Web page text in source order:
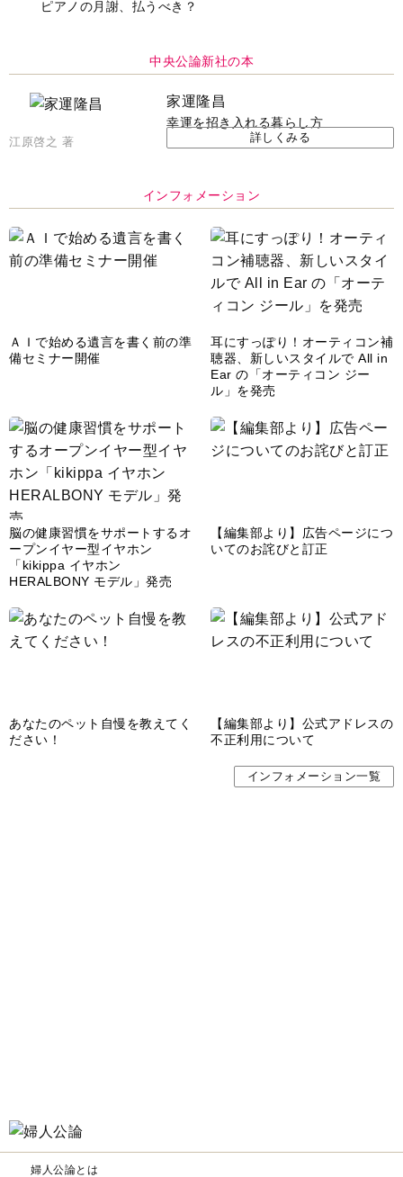
ピアノの月謝、払うべき？
中央公論新社の本
家運隆昌
幸運を招き入れる暮らし方
江原啓之 著 詳しくみる
インフォメーション
ＡＩで始める遺言を書く前の準
備セミナー開催
耳にすっぽり！オーティコン補
聴器、新しいスタイルで All in
Ear の「オーティコン ジー
ル」を発売
脳の健康習慣をサポートするオ
ープンイヤー型イヤホン
「kikippa イヤホン
HERALBONY モデル」発売
【編集部より】広告ページにつ
いてのお詫びと訂正
あなたのペット自慢を教えてく
ださい！
【編集部より】公式アドレスの
不正利用について
インフォメーション一覧
婦人公論とは